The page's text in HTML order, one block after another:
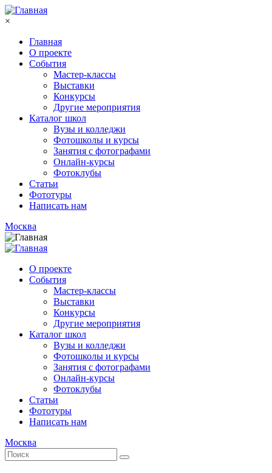
Перейти к основному содержанию
×
Главная
О проекте
События
Мастер-классы
Выставки
Конкурсы
Другие мероприятия
Каталог школ
Вузы и колледжи
Фотошколы и курсы
Занятия с фотографами
Онлайн-курсы
Фотоклубы
Статьи
Фототуры
Написать нам
Москва
О проекте
События
Мастер-классы
Выставки
Конкурсы
Другие мероприятия
Каталог школ
Вузы и колледжи
Фотошколы и курсы
Занятия с фотографами
Онлайн-курсы
Фотоклубы
Статьи
Фототуры
Написать нам
Москва